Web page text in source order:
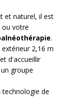
et naturel, il est
votre
.
2,16 m
d'accueillir
groupe
de